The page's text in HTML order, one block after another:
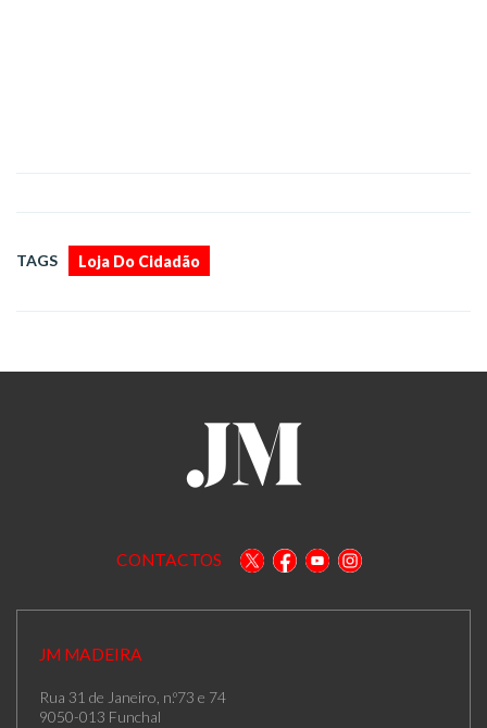
TAGS Loja Do Cidadão
CONTACTOS
JM MADEIRA
Rua 31 de Janeiro, n.º73 e 74
9050-013 Funchal